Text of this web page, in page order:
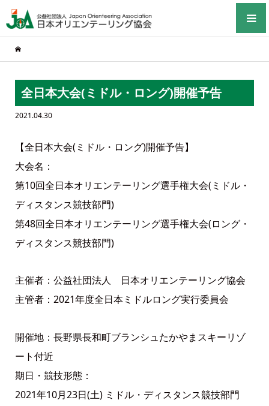
全日本大会(ミドル・ロング)開催予告
2021.04.30
【全日本大会(ミドル・ロング)開催予告】
大会名：
第10回全日本オリエンテーリング選手権大会(ミドル・
ディスタンス競技部門)
第48回全日本オリエンテーリング選手権大会(ロング・
ディスタンス競技部門)
主催者：公益社団法人 日本オリエンテーリング協会
主管者：2021年度全日本ミドルロング実行委員会
開催地：長野県長和町ブランシュたかやまスキーリゾ
ート付近
期日・競技形態：
2021年10月23日(土) ミドル・ディスタンス競技部門